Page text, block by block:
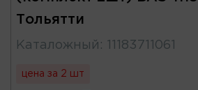
Тольятти
Каталожный : 11183711061
цена за 2 шт